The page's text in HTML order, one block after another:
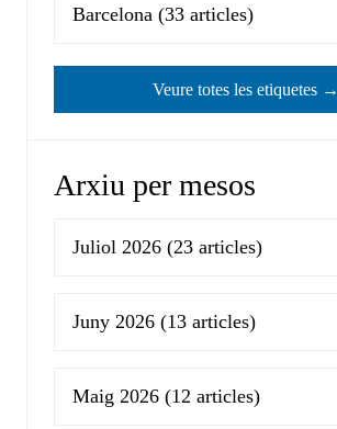
Barcelona (33 articles)
Veure totes les etiquetes →
Arxiu per mesos
Juliol 2026 (23 articles)
Juny 2026 (13 articles)
Maig 2026 (12 articles)